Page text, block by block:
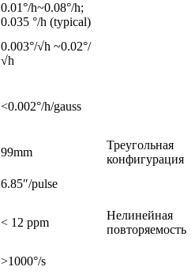
0.01°/h~0.08°/h;
0.035 °/h (typical)
0.003°/√h ~0.02°/
√h
<0.002°/h/gauss
99mm
Треугольная
конфигурация
6.85″/pulse
< 12 ppm
Нелинейная
повторяемость
>1000°/s